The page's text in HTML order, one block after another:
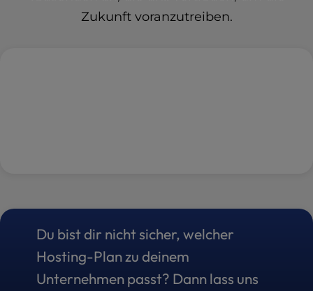
Zukunft voranzutreiben.
Du bist dir nicht sicher, welcher
Hosting-Plan zu deinem
Unternehmen passt? Dann lass uns